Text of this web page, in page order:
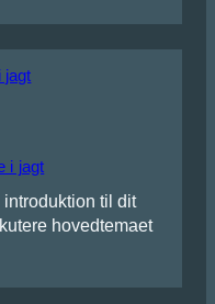
i jagt
introduktion til dit
hovedtemaet